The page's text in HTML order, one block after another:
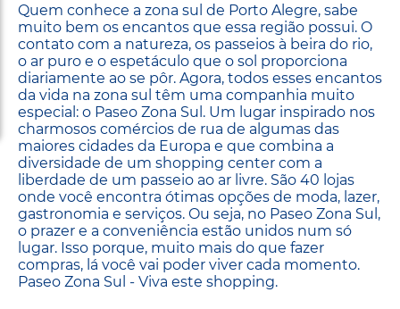
Quem conhece a zona sul de Porto Alegre, sabe
muito bem os encantos que essa região possui. O
contato com a natureza, os passeios à beira do rio,
o ar puro e o espetáculo que o sol proporciona
diariamente ao se pôr. Agora, todos esses encantos
da vida na zona sul têm uma companhia muito
especial: o Paseo Zona Sul. Um lugar inspirado nos
charmosos comércios de rua de algumas das
maiores cidades da Europa e que combina a
diversidade de um shopping center com a
liberdade de um passeio ao ar livre. São 40 lojas
onde você encontra ótimas opções de moda, lazer,
gastronomia e serviços. Ou seja, no Paseo Zona Sul,
o prazer e a conveniência estão unidos num só
lugar. Isso porque, muito mais do que fazer
compras, lá você vai poder viver cada momento.
Paseo Zona Sul - Viva este shopping.